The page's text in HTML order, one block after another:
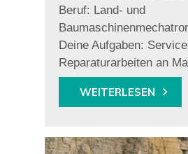
Beruf: Land- und
Deine Aufgaben:
Reparaturarbeiten an
WEITERLESEN